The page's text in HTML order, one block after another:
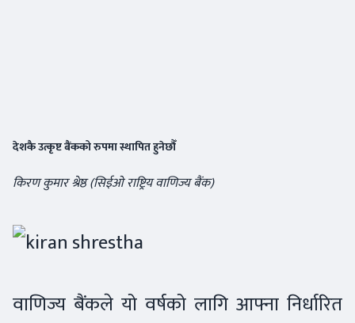
देशकै उत्कृष्ट बैंकको रुपमा स्थापित हुनेछौँ
किरण कुमार श्रेष्ठ (सिईओ राष्ट्रिय वाणिज्य बैंक)
वाणिज्य बैंकले यो वर्षको लागि आफ्ना निर्धारित